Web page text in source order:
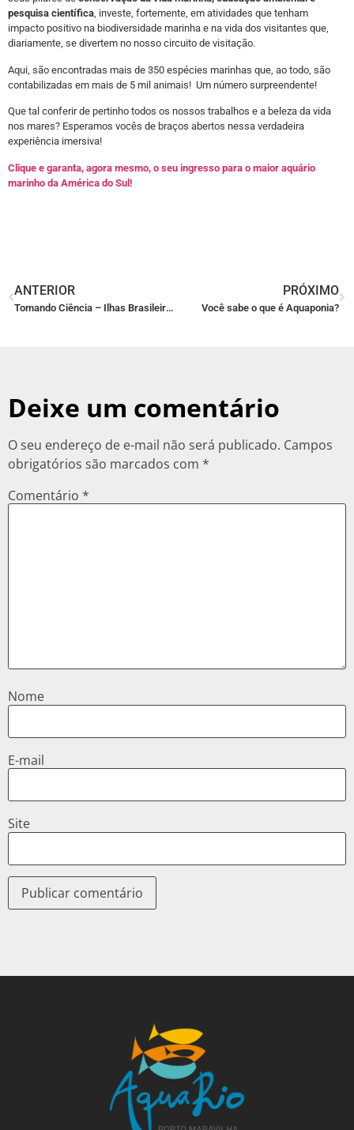
pesquisa científica, investe, fortemente, em atividades que tenham
impacto positivo na biodiversidade marinha e na vida dos visitantes que,
diariamente, se divertem no nosso circuito de visitação.
Aqui, são encontradas mais de 350 espécies marinhas que, ao todo, são
contabilizadas em mais de 5 mil animais! Um número surpreendente!
Que tal conferir de pertinho todos os nossos trabalhos e a beleza da vida
nos mares? Esperamos vocês de braços abertos nessa verdadeira
experiência imersiva!
Clique e garanta, agora mesmo, o seu ingresso para o maior aquário
marinho da América do Sul!
ANTERIOR
Tomando Ciência – Ilhas Brasileiras!
PRÓXIMO
Você sabe o que é Aquaponia?
Deixe um comentário
O seu endereço de e-mail não será publicado. Campos
obrigatórios são marcados com *
Comentário *
Nome
E-mail
Site